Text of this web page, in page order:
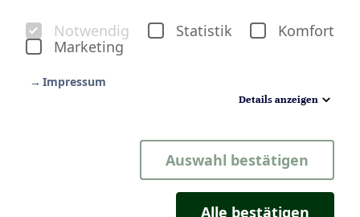
Notwendig Statistik
Komfort
Marketing
Impressum
Details anzeigen
Auswahl bestätigen
Alle bestätigen
Brunch zum Festessen
Erdbeer-Rhabarber-Crêpes & Basilikum-
Erbsen-Quiches